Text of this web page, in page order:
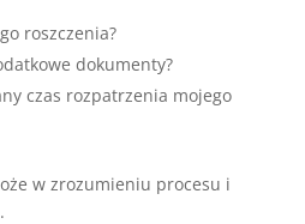
roszczenia?
dokumenty?
czas rozpatrzenia mojego
w zrozumieniu procesu i